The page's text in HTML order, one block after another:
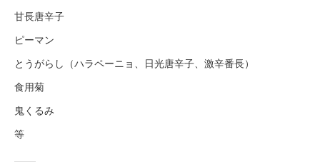
甘長唐辛子
ピーマン
とうがらし（ハラペーニョ、日光唐辛子、激辛番長）
食用菊
鬼くるみ
等